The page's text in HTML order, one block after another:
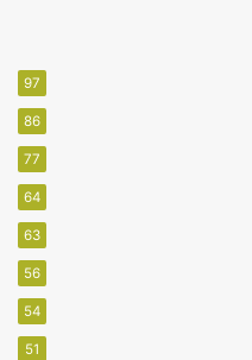
97
86
77
64
63
56
54
51